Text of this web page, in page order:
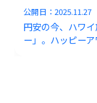
公開日：2025.11.27
円安の今、ハワ
ー」。ハッピー